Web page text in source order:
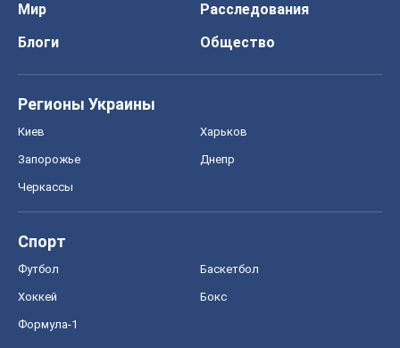
Мир
Расследования
Блоги
Общество
Регионы Украины
Киев Харьков
Запорожье Днепр
Черкассы
Спорт
Футбол Баскетбол
Хоккей Бокс
Формула-1